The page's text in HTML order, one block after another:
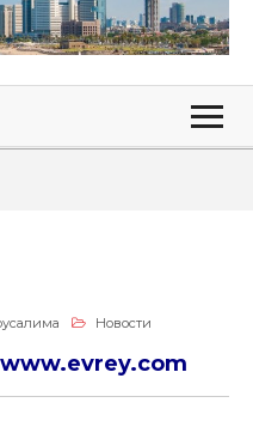
Новости
www.evrey.com